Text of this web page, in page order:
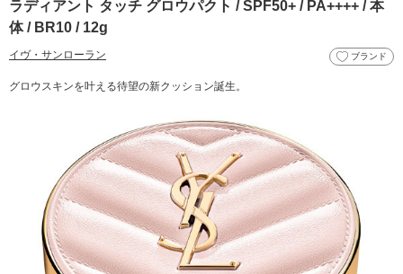
ラディアント タッチ グロウパクト / SPF50+ / PA++++ / 本
体 / BR10 / 12g
イヴ・サンローラン ブランド
グロウスキンを叶える待望の新クッション誕生。